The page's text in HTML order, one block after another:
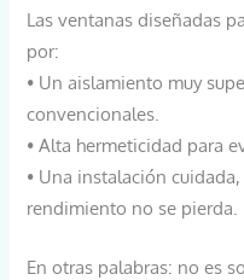
Las ventanas diseñadas
por:
• Un aislamiento muy
convencionales.
• Alta hermeticidad para
• Una instalación
rendimiento no se pierda.
En otras palabras: no es